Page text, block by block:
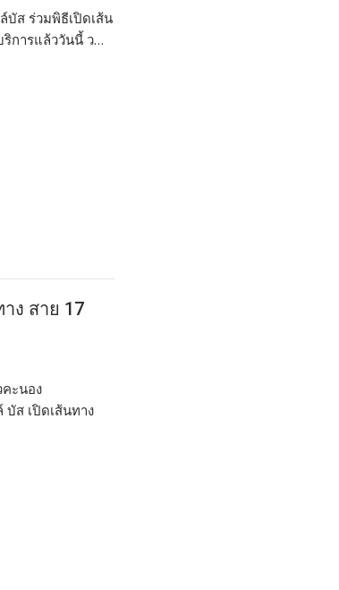
บัส ร่วมพิธีเปิดเส้น
ริการแล้ววันนี้ ว…
ง สาย 17
ะนอง
บัส เปิดเส้นทาง